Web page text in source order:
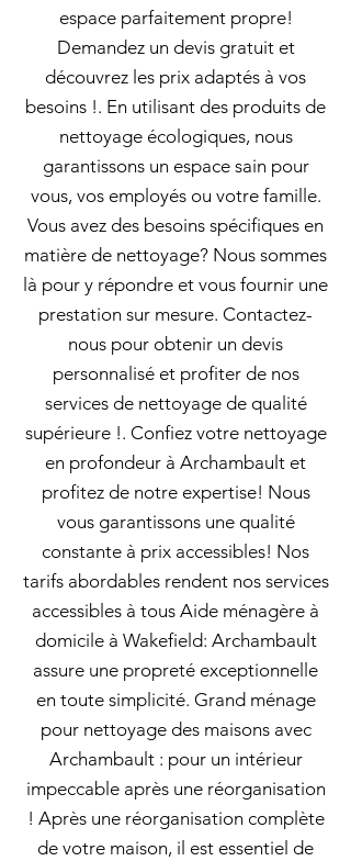
espace parfaitement propre!
Demandez un devis gratuit et
découvrez les prix adaptés à vos
besoins !. En utilisant des produits de
nettoyage écologiques, nous
garantissons un espace sain pour
vous, vos employés ou votre famille.
Vous avez des besoins spécifiques en
matière de nettoyage? Nous sommes
là pour y répondre et vous fournir une
prestation sur mesure. Contactez-
nous pour obtenir un devis
personnalisé et profiter de nos
services de nettoyage de qualité
supérieure !. Confiez votre nettoyage
en profondeur à Archambault et
profitez de notre expertise! Nous
vous garantissons une qualité
constante à prix accessibles! Nos
tarifs abordables rendent nos services
accessibles à tous Aide ménagère à
domicile à Wakefield: Archambault
assure une propreté exceptionnelle
en toute simplicité. Grand ménage
pour nettoyage des maisons avec
Archambault : pour un intérieur
impeccable après une réorganisation
! Après une réorganisation complète
de votre maison, il est essentiel de